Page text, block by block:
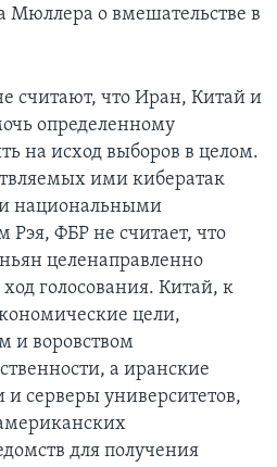
Мюллера о вмешательстве в
считают, что Иран, Китай и
определенному
на исход выборов в целом.
ими кибератак
национальными
Рэя, ФБР не считает, что
целенаправленно
голосования. Китай, к
цели,
и воровством
а иранские
серверы университетов,
для получения